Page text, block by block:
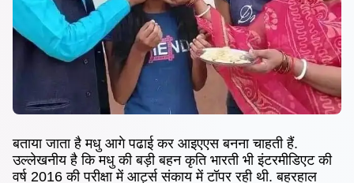
बताया जाता है मधु आगे पढाई कर आइएएस बनना चाहती हैं.
उल्लेखनीय है कि मधु की बड़ी बहन कृति भारती भी इंटरमीडिएट की
वर्ष 2016 की परीक्षा में आर्ट्स संकाय में टॉपर रही थी. बहरहाल